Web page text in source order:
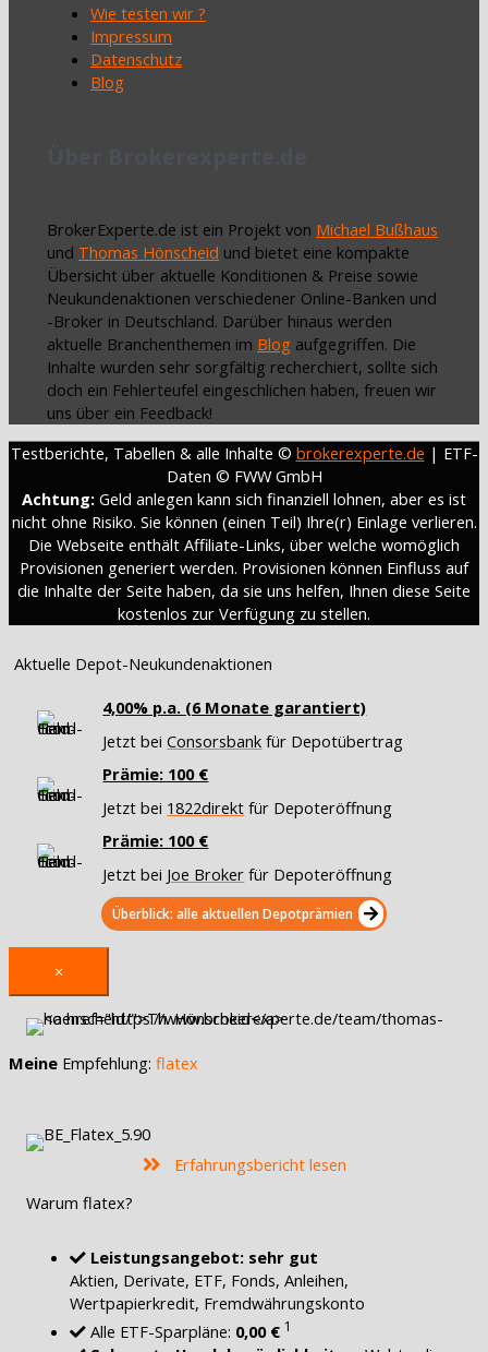
Wie testen wir ?
Impressum
Datenschutz
Blog
BrokerExperte.de ist ein Projekt von Michael Bußhaus
und Thomas Hönscheid und bietet eine kompakte
Übersicht über aktuelle Konditionen & Preise sowie
Neukundenaktionen verschiedener Online-Banken und
-Broker in Deutschland. Darüber hinaus werden
aktuelle Branchenthemen im Blog aufgegriffen. Die
Inhalte wurden sehr sorgfältig recherchiert, sollte sich
doch ein Fehlerteufel eingeschlichen haben, freuen wir
uns über ein Feedback!
Testberichte, Tabellen & alle Inhalte © brokerexperte.de | ETF-
Daten © FWW GmbH
Achtung: Geld anlegen kann sich finanziell lohnen, aber es ist
nicht ohne Risiko. Sie können (einen Teil) Ihre(r) Einlage verlieren.
Die Webseite enthält Affiliate-Links, über welche womöglich
Provisionen generiert werden. Provisionen können Einfluss auf
die Inhalte der Seite haben, da sie uns helfen, Ihnen diese Seite
kostenlos zur Verfügung zu stellen.
Aktuelle Depot-Neukundenaktionen
4,00% p.a. (6 Monate garantiert)
Jetzt beiConsorsbank für Depotübertrag
Prämie: 100 €
Jetzt bei 1822direkt für Depoteröffnung
Prämie: 100 €
Jetzt bei Joe Broker für Depoteröffnung
Überblick: alle aktuellen Depotprämien
×
Meine Empfehlung: flatex
Erfahrungsbericht lesen
Warum flatex?
Leistungsangebot: sehr gut
Aktien, Derivate, ETF, Fonds, Anleihen,
Wertpapierkredit, Fremdwährungskonto
Alle ETF-Sparpläne: 0,00 € 1